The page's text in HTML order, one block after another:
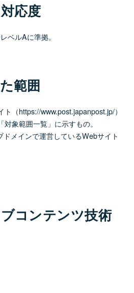
応度
ベルAに準拠。
範囲
（https://www.post.japanpost.jp/）
象範囲一覧」に示すもの。
メインで運営しているWebサイト
コンテンツ技術